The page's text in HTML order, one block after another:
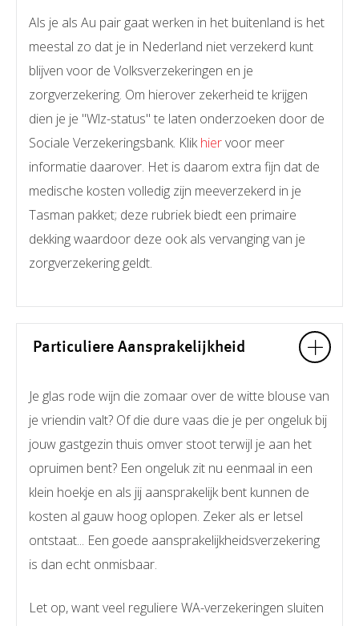
Als je als Au pair gaat werken in het buitenland is het
meestal zo dat je in Nederland niet verzekerd kunt
blijven voor de Volksverzekeringen en je
zorgverzekering. Om hierover zekerheid te krijgen
dien je je "Wlz-status" te laten onderzoeken door de
Sociale Verzekeringsbank. Klikhiervoor meer
informatie daarover. Het is daarom extra fijn dat de
medische kosten volledig zijn meeverzekerd in je
Tasman pakket; deze rubriek biedt een primaire
dekking waardoor deze ook als vervanging van je
zorgverzekering geldt.
Particuliere Aansprakelijkheid
Je glas rode wijn die zomaar over de witte blouse van
je vriendin valt? Of die dure vaas die je per ongeluk bij
jouw gastgezin thuis omver stoot terwijl je aan het
opruimen bent? Een ongeluk zit nu eenmaal in een
klein hoekje en als jij aansprakelijk bent kunnen de
kosten al gauw hoog oplopen. Zeker als er letsel
ontstaat... Een goede aansprakelijkheidsverzekering
is dan echt onmisbaar.
Let op, want veel reguliere WA-verzekeringen sluiten